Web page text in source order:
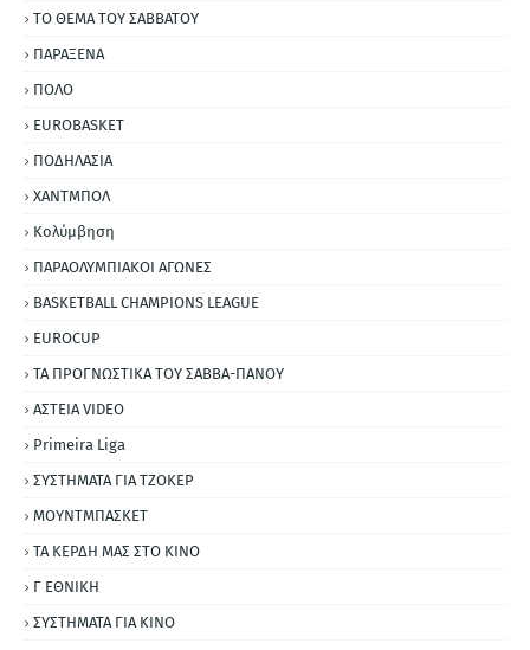
ΤΟ ΘΕΜΑ ΤΟΥ ΣΑΒΒΑΤΟΥ
ΠΑΡΑΞΕΝΑ
ΠΟΛΟ
EUROBASKET
ΠΟΔΗΛΑΣΙΑ
ΧΑΝΤΜΠΟΛ
Κολύμβηση
ΠΑΡΑΟΛΥΜΠΙΑΚΟΙ ΑΓΩΝΕΣ
BASKETBALL CHAMPIONS LEAGUE
EUROCUP
ΤΑ ΠΡΟΓΝΩΣΤΙΚΑ ΤΟΥ ΣΑΒΒΑ-ΠΑΝΟΥ
ΑΣΤΕΙΑ VIDEO
Primeira Liga
ΣΥΣΤΗΜΑΤΑ ΓΙΑ ΤΖΟΚΕΡ
ΜΟΥΝΤΜΠΑΣΚΕΤ
ΤΑ ΚΕΡΔΗ ΜΑΣ ΣΤΟ ΚΙΝΟ
Γ ΕΘΝΙΚΗ
ΣΥΣΤΗΜΑΤΑ ΓΙΑ ΚΙΝΟ